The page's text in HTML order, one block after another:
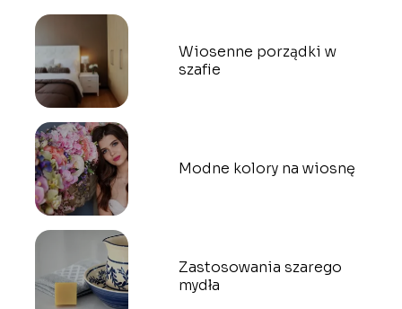
Wiosenne porządki w
szafie
Modne kolory na wiosnę
Zastosowania szarego
mydła